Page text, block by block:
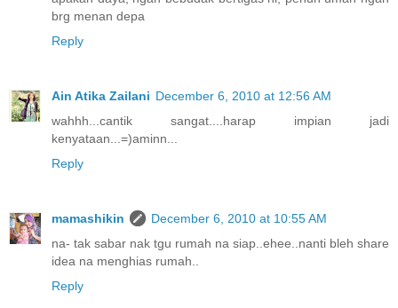
brg menan depa
Reply
Ain Atika Zailani December 6, 2010 at 12:56 AM
wahhh...cantik sangat....harap impian jadi
kenyataan...=)aminn...
Reply
mamashikin
December 6, 2010 at 10:55 AM
na- tak sabar nak tgu rumah na siap..ehee..nanti bleh share
idea na menghias rumah..
Reply